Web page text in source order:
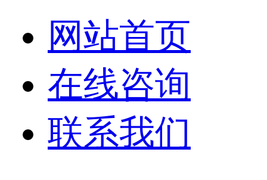
网站首页
在线咨询
联系我们